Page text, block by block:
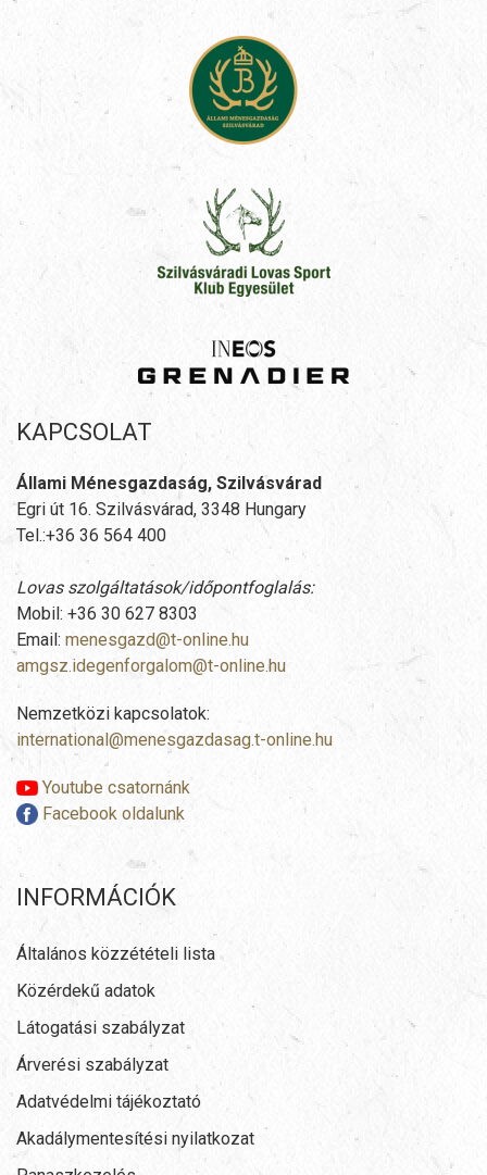
KAPCSOLAT
Állami Ménesgazdaság, Szilvásvárad
Egri út 16. Szilvásvárad, 3348 Hungary
Tel.:+36 36 564 400
Lovas szolgáltatások/időpontfoglalás:
Mobil: +36 30 627 8303
Email: menesgazd@t-online.hu
amgsz.idegenforgalom@t-online.hu
Nemzetközi kapcsolatok:
international@menesgazdasag.t-online.hu
Youtube csatornánk
Facebook oldalunk
INFORMÁCIÓK
Általános közzétételi lista
Közérdekű adatok
Látogatási szabályzat
Árverési szabályzat
Adatvédelmi tájékoztató
Akadálymentesítési nyilatkozat